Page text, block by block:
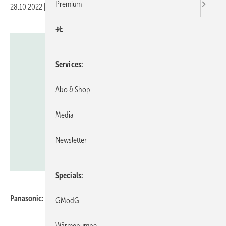
28.10.2022 Veröffentlicht in
Panasonic: Luftreiniger air-e.
Premium
+E
Services
Abo & Shop
Media
Newsletter
Specials
GModG